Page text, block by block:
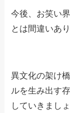
今後、お笑い
とは間違いあ
異文化の架け
ルを生み出す
していきましょ